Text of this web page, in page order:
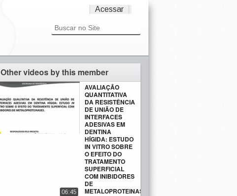
Acessar
Other videos by this member
AVALIAÇÃO
QUANTITATIVA
DA RESISTÊNCIA
DE UNIÃO DE
INTERFACES
ADESIVAS EM
DENTINA
HÍGIDA: ESTUDO
IN VITRO SOBRE
O EFEITO DO
TRATAMENTO
SUPERFICIAL
COM INIBIDORES
DE
METALOPROTEINASES
06:45